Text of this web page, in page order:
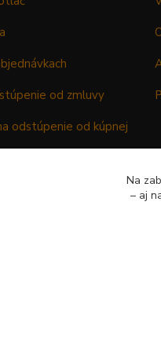
od zmluvy
odstúpenie od kúpnej
Na
– aj